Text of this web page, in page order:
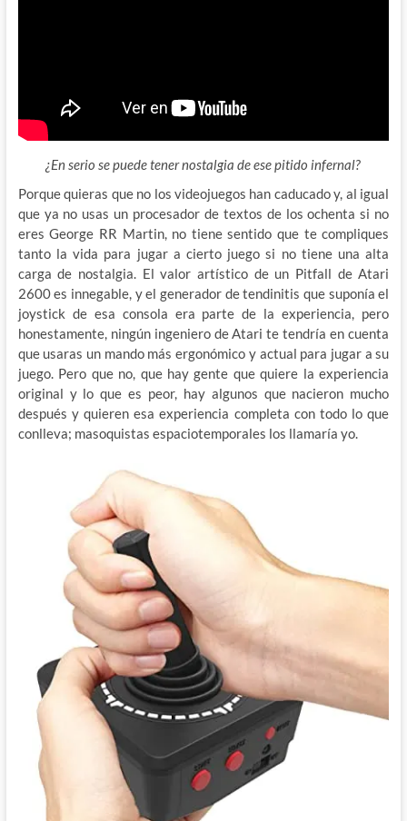
¿En serio se puede tener nostalgia de ese pitido infernal?
Porque quieras que no los videojuegos han caducado y, al igual
que ya no usas un procesador de textos de los ochenta si no
eres George RR Martin, no tiene sentido que te compliques
tanto la vida para jugar a cierto juego si no tiene una alta
carga de nostalgia. El valor artístico de un Pitfall de Atari
2600 es innegable, y el generador de tendinitis que suponía el
joystick de esa consola era parte de la experiencia, pero
honestamente, ningún ingeniero de Atari te tendría en cuenta
que usaras un mando más ergonómico y actual para jugar a su
juego. Pero que no, que hay gente que quiere la experiencia
original y lo que es peor, hay algunos que nacieron mucho
después y quieren esa experiencia completa con todo lo que
conlleva; masoquistas espaciotemporales los llamaría yo.